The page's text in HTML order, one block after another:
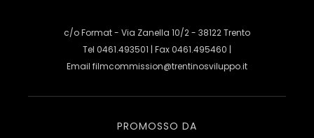
c/o Format - Via Zanella 10/2 - 38122 Trento
Tel 0461.493501 | Fax 0461.495460 |
Email filmcommission@trentinosviluppo.it
PROMOSSO DA